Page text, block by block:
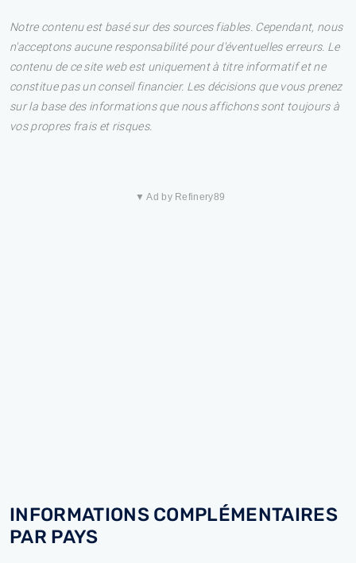
Notre contenu est basé sur des sources fiables. Cependant, nous
n'acceptons aucune responsabilité pour d'éventuelles erreurs. Le
contenu de ce site web est uniquement à titre informatif et ne
constitue pas un conseil financier. Les décisions que vous prenez
sur la base des informations que nous affichons sont toujours à
vos propres frais et risques.
▼ Ad by Refinery89
INFORMATIONS COMPLÉMENTAIRES
PAR PAYS